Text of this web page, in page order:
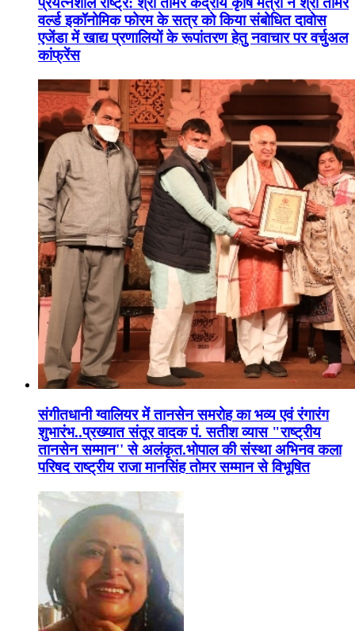
वर्ल्ड इकॉनोमिक फोरम के सत्र को किया संबोधित दावोस
एजेंडा में खाद्य प्रणालियों के रूपांतरण हेतु नवाचार पर वर्चुअल
कांफ्रेंस
संगीतधानी ग्वालियर में तानसेन समरोह का भव्य एवं रंगारंग
शुभारंभ..प्रख्यात संतूर वादक पं. सतीश व्यास "राष्ट्रीय
तानसेन सम्मान'' से अलंकृत.भोपाल की संस्था अभिनव कला
परिषद राष्ट्रीय राजा मानसिंह तोमर सम्मान से विभूषित